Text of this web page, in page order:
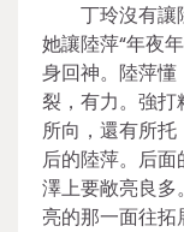
丁玲沒有讓
她讓陸萍“年夜
身回神。陸萍
裂，有力。強
所向，還有所
后的陸萍。后
澤上要敞亮良
亮的那一面往拓